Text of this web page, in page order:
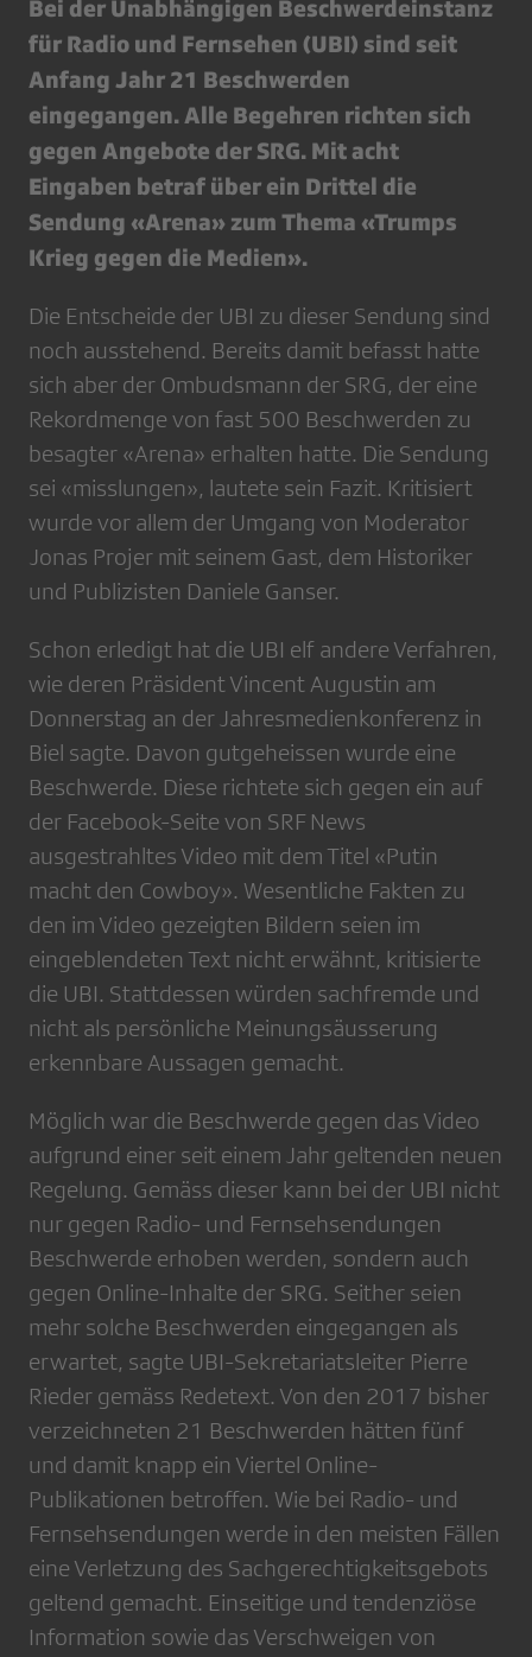
Bei der Unabhängigen Beschwerdeinstanz
für Radio und Fernsehen (UBI) sind seit
Anfang Jahr 21 Beschwerden
eingegangen. Alle Begehren richten sich
gegen Angebote der SRG. Mit acht
Eingaben betraf über ein Drittel die
Sendung «Arena» zum Thema «Trumps
Krieg gegen die Medien».
Die Entscheide der UBI zu dieser Sendung sind
noch ausstehend. Bereits damit befasst hatte
sich aber der Ombudsmann der SRG, der eine
Rekordmenge von fast 500 Beschwerden zu
besagter «Arena» erhalten hatte. Die Sendung
sei «misslungen», lautete sein Fazit. Kritisiert
wurde vor allem der Umgang von Moderator
Jonas Projer mit seinem Gast, dem Historiker
und Publizisten Daniele Ganser.
Schon erledigt hat die UBI elf andere Verfahren,
wie deren Präsident Vincent Augustin am
Donnerstag an der Jahresmedienkonferenz in
Biel sagte. Davon gutgeheissen wurde eine
Beschwerde. Diese richtete sich gegen ein auf
der Facebook-Seite von SRF News
ausgestrahltes Video mit dem Titel «Putin
macht den Cowboy». Wesentliche Fakten zu
den im Video gezeigten Bildern seien im
eingeblendeten Text nicht erwähnt, kritisierte
die UBI. Stattdessen würden sachfremde und
nicht als persönliche Meinungsäusserung
erkennbare Aussagen gemacht.
Möglich war die Beschwerde gegen das Video
aufgrund einer seit einem Jahr geltenden neuen
Regelung. Gemäss dieser kann bei der UBI nicht
nur gegen Radio- und Fernsehsendungen
Beschwerde erhoben werden, sondern auch
gegen Online-Inhalte der SRG. Seither seien
mehr solche Beschwerden eingegangen als
erwartet, sagte UBI-Sekretariatsleiter Pierre
Rieder gemäss Redetext. Von den 2017 bisher
verzeichneten 21 Beschwerden hätten fünf
und damit knapp ein Viertel Online-
Publikationen betroffen. Wie bei Radio- und
Fernsehsendungen werde in den meisten Fällen
eine Verletzung des Sachgerechtigkeitsgebots
geltend gemacht. Einseitige und tendenziöse
Information sowie das Verschweigen von